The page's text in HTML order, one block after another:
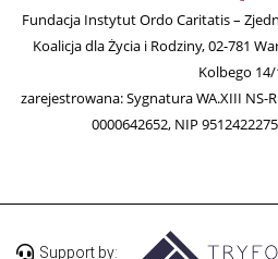
Fundacja Instytut Ordo Caritatis –
Koalicja dla Życia i Rodziny, 02-781
Kolbego
zarejestrowana: Sygnatura WA.XIII NS-
0000642652, NIP
Support by: